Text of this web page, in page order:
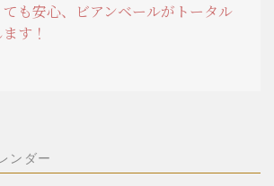
も安心、ビアンベールがトータル
す！
ンダー